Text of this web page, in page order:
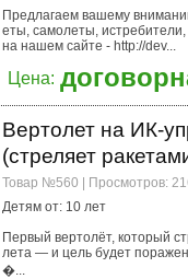
Предлагаем вашему
еты, самолеты,
на нашем сайте - http://dev...
Цена:
Вертолет на ИК-
(стреляет
Товар №560 | Просмотров:
Детям от: 10 лет
Первый вертолёт, который
лета — и цель будет
�...